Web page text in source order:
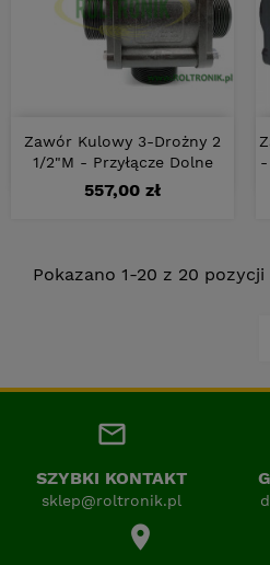
Zawór Kulowy 3-Drożny 2
1/2"M - Przyłącze Dolne
Cena
557,00 zł
-
Pokazano 1-20 z 20 pozycji
mail_outline
SZYBKI KONTAKT
sklep@roltronik.pl
location_on